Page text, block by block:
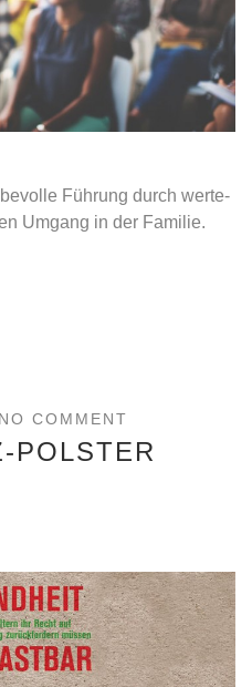
Führung durch werte-
Umgang in der Familie.
COMMENT
POLSTER